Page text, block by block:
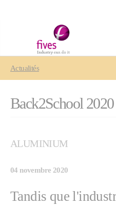
Actualités
Back2School 2020
ALUMINIUM
04 novembre 2020
Tandis que